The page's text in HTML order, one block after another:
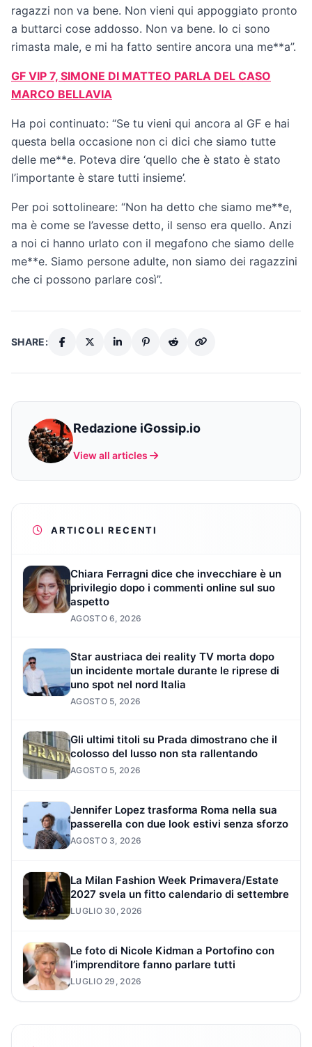
ragazzi non va bene. Non vieni qui appoggiato pronto
a buttarci cose addosso. Non va bene. Io ci sono
rimasta male, e mi ha fatto sentire ancora una me**a”.
GF VIP 7, SIMONE DI MATTEO PARLA DEL CASO
MARCO BELLAVIA
Ha poi continuato: “Se tu vieni qui ancora al GF e hai
questa bella occasione non ci dici che siamo tutte
delle me**e. Poteva dire ‘quello che è stato è stato
l’importante è stare tutti insieme’.
Per poi sottolineare: “Non ha detto che siamo me**e,
ma è come se l’avesse detto, il senso era quello. Anzi
a noi ci hanno urlato con il megafono che siamo delle
me**e. Siamo persone adulte, non siamo dei ragazzini
che ci possono parlare così”.
SHARE:
Redazione iGossip.io
View all articles
ARTICOLI RECENTI
Chiara Ferragni dice che invecchiare è un
privilegio dopo i commenti online sul suo
aspetto
AGOSTO 6, 2026
Star austriaca dei reality TV morta dopo
un incidente mortale durante le riprese di
uno spot nel nord Italia
AGOSTO 5, 2026
Gli ultimi titoli su Prada dimostrano che il
colosso del lusso non sta rallentando
AGOSTO 5, 2026
Jennifer Lopez trasforma Roma nella sua
passerella con due look estivi senza sforzo
AGOSTO 3, 2026
La Milan Fashion Week Primavera/Estate
2027 svela un fitto calendario di settembre
LUGLIO 30, 2026
Le foto di Nicole Kidman a Portofino con
l’imprenditore fanno parlare tutti
LUGLIO 29, 2026